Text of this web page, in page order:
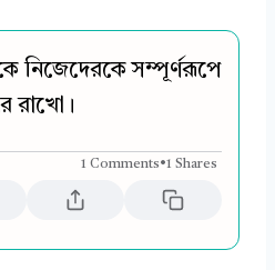
নিজেদেরকে সম্পূর্ণরূপে
রাখো।
1 Comments•1 Shares